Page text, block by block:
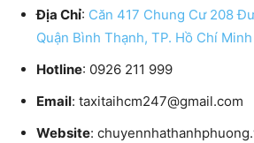
Địa Chỉ: Căn 417 Chung Cư 208
Quận Bình Thạnh, TP. Hồ Chí Minh
Hotline: 0926 211 999
Email: taxitaihcm247@gmail.com
Website: